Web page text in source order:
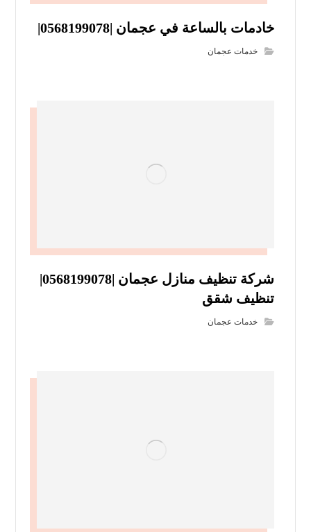
خادمات بالساعة في عجمان |0568199078|
خدمات عجمان
شركة تنظيف منازل عجمان |0568199078|
تنظيف شقق
خدمات عجمان